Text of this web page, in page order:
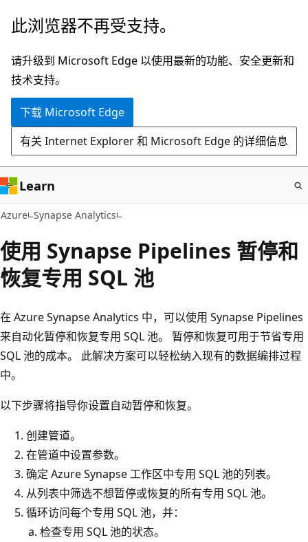
跳
主
要
内
此浏览器不再受支持。
请升级到 Microsoft Edge 以使用最新的功能、安全更新和
技术支持。
下载 Microsoft Edge
有关 Internet Explorer 和 Microsoft Edge 的详细信息
Learn
Azure Synapse Analytics
使用 Synapse Pipelines 暂停和
恢复专用 SQL 池
在 Azure Synapse Analytics 中，可以使用 Synapse Pipelines
来自动化暂停和恢复专用 SQL 池。 暂停和恢复可用于节省专用
SQL 池的成本。 此解决方案可以轻松纳入现有的数据编排过程
中。
以下步骤将指导你设置自动暂停和恢复。
创建管道。
在管道中设置参数。
确定 Azure Synapse 工作区中专用 SQL 池的列表。
从列表中筛选不想暂停或恢复的所有专用 SQL 池。
循环访问每个专用 SQL 池，并：
检查专用 SQL 池的状态。